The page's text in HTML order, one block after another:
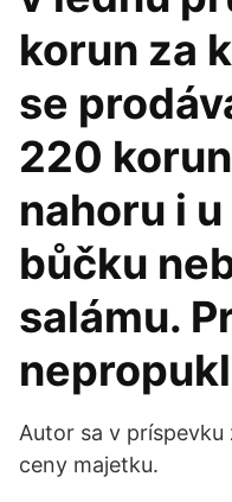
korun za
se
220
nahoru i
bůčku
salámu.
Autor sa v
ceny majetku.